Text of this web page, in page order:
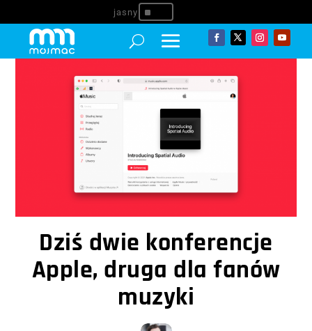
^
Dziś dwie konferencje
Apple, druga dla fanów
muzyki